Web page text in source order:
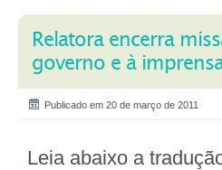
Relatora encerra
governo e à
Publicado em 20 de março de 2011
Leia abaixo a